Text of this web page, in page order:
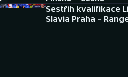
Sestřih kvalifikace
Slavia Praha –